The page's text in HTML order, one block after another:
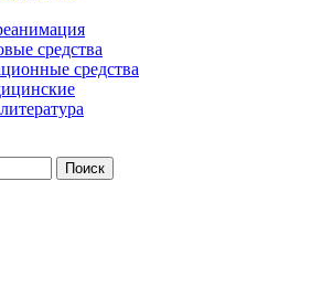
средства
средства
Поиск